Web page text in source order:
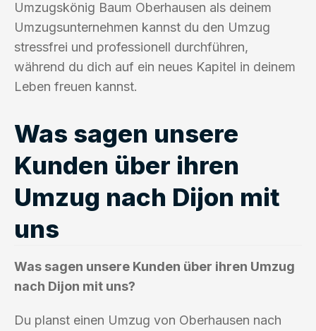
Umzugskönig Baum Oberhausen als deinem
Umzugsunternehmen kannst du den Umzug
stressfrei und professionell durchführen,
während du dich auf ein neues Kapitel in deinem
Leben freuen kannst.
Was sagen unsere
Kunden über ihren
Umzug nach Dijon mit
uns
Was sagen unsere Kunden über ihren Umzug
nach Dijon mit uns?
Du planst einen Umzug von Oberhausen nach